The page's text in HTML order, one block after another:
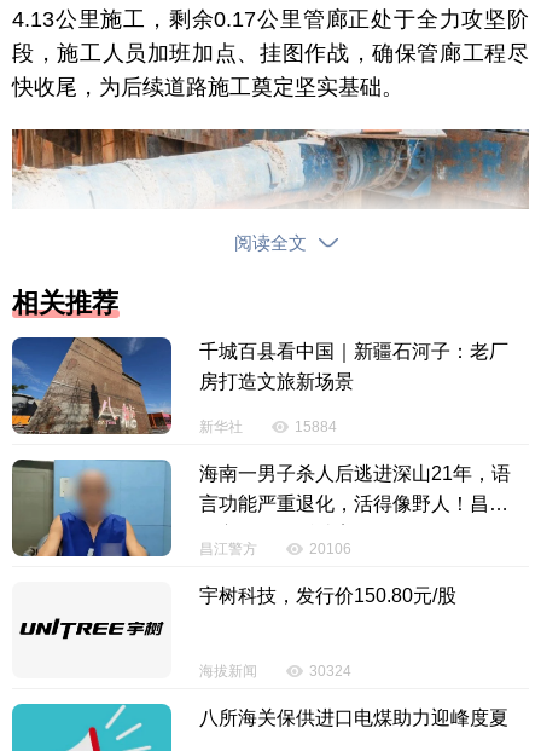
4.13公里施工，剩余0.17公里管廊正处于全力攻坚阶
段，施工人员加班加点、挂图作战，确保管廊工程尽
快收尾，为后续道路施工奠定坚实基础。
项目建设的顺利推进，离不开优质高效的服务保
障与科学严谨的施工管理。江东管理局主动靠前、精
准服务，安排项目专员全程对接项目建设需求，聚焦
征拆、电力等关键要素保障难题，主动协调、逐项攻
坚，为项目建设保驾护航，用高效服务为项目提速增
效。同时，项目部严格落实质量安全责任制，坚守“品
质为先、安全第一”的原则，科学制定施工方案，合理
期，以满负荷施工状态全力推动项目建设提质增效，
阅读全文
相关推荐
千城百县看中国｜新疆石河子：老厂
房打造文旅新场景
新华社 15884
海南一男子杀人后逃进深山21年，语
言功能严重退化，活得像野人！昌江
昌江警方 20106
宇树科技，发行价150.80元/股
海拔新闻 30324
八所海关保供进口电煤助力迎峰度夏